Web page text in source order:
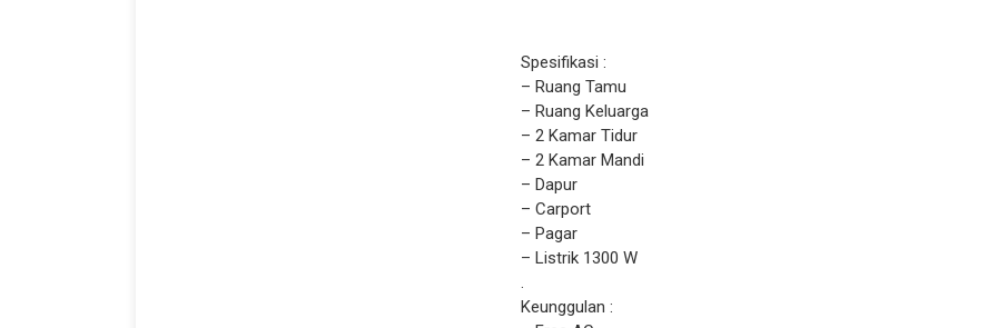
Spesifikasi :
– Ruang Tamu
– Ruang Keluarga
– 2 Kamar Tidur
– 2 Kamar Mandi
– Dapur
– Carport
– Pagar
– Listrik 1300 W
.
Keunggulan :